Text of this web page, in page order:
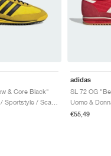
& Core Black"
adidas
€55,49